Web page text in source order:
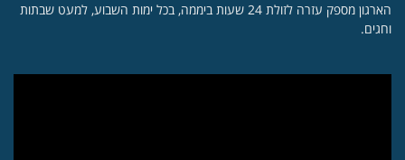
הארגון מספק עזרה לזולת 24 שעות ביממה, בכל ימות השבוע, למעט שבתות
וחגים.